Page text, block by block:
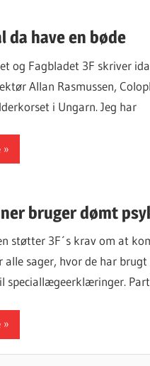
da have en bøde
og Fagbladet 3F skriver
Allan Rasmussen,
i Ungarn. Jeg har
bruger dømt
støtter 3F´s krav om at
alle sager, hvor de har
speciallægeerklæringer.